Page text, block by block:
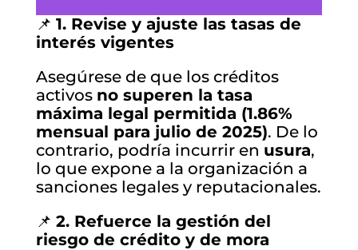
📌 1. Revise y ajuste las tasas de
interés vigentes
Asegúrese de que los créditos
activos no superen la tasa
máxima legal permitida (1.86%
mensual para julio de 2025). De lo
contrario, podría incurrir en usura,
lo que expone a la organización a
sanciones legales y reputacionales.
📌 2. Refuerce la gestión del
riesgo de crédito y de mora